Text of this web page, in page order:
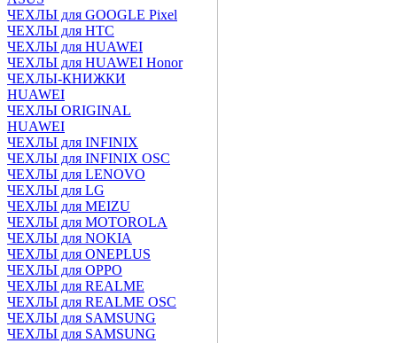
ЧЕХЛЫ для GOOGLE Pixel
ЧЕХЛЫ для HTC
ЧЕХЛЫ для HUAWEI
ЧЕХЛЫ для HUAWEI Honor
ЧЕХЛЫ-КНИЖКИ
HUAWEI
ЧЕХЛЫ ORIGINAL
HUAWEI
ЧЕХЛЫ для INFINIX
ЧЕХЛЫ для INFINIX OSC
ЧЕХЛЫ для LENOVO
ЧЕХЛЫ для LG
ЧЕХЛЫ для MEIZU
ЧЕХЛЫ для MOTOROLA
ЧЕХЛЫ для NOKIA
ЧЕХЛЫ для ONEPLUS
ЧЕХЛЫ для OPPO
ЧЕХЛЫ для REALME
ЧЕХЛЫ для REALME OSC
ЧЕХЛЫ для SAMSUNG
ЧЕХЛЫ для SAMSUNG